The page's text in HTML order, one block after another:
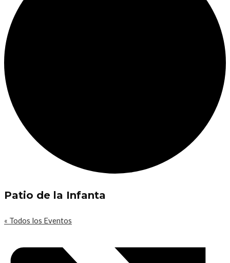
Patio de la Infanta
« Todos los Eventos